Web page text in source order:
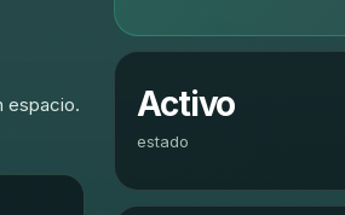
espacio.
Activo
estado